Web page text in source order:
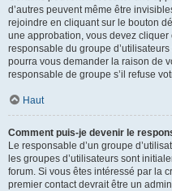
d’autres peuvent même être
rejoindre en cliquant sur le bouton
une approbation, vous devez
responsable du groupe
pourra vous demander la raison de
responsable de groupe s’il refuse
Haut
Comment puis-je devenir le
Le responsable d’un groupe
les groupes d’utilisateurs sont
forum. Si vous êtes intéressé par la
premier contact devrait être un